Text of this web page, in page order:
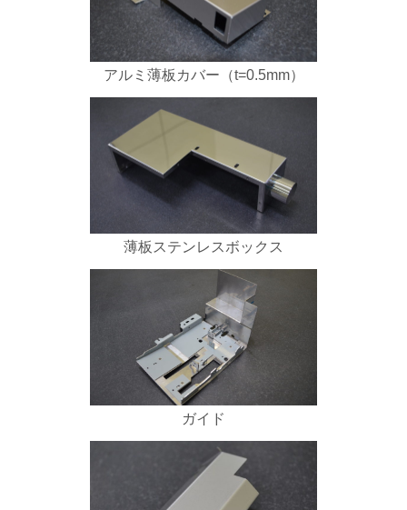
アルミ薄板カバー（t=0.5mm）
薄板ステンレスボックス
ガイド